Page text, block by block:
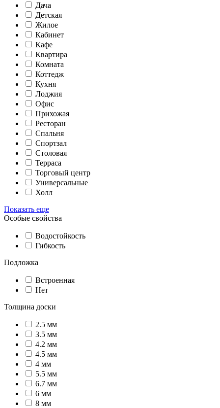
Дача
Детская
Жилое
Кабинет
Кафе
Квартира
Комната
Коттедж
Кухня
Лоджия
Офис
Прихожая
Ресторан
Спальня
Спортзал
Столовая
Терраса
Торговый центр
Универсальные
Холл
Показать еще
Особые свойства
Водостойкость
Гибкость
Подложка
Встроенная
Нет
Толщина доски
2.5 мм
3.5 мм
4.2 мм
4.5 мм
4 мм
5.5 мм
6.7 мм
6 мм
8 мм